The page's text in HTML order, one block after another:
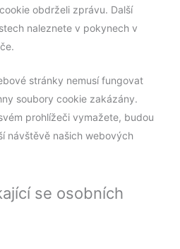
obdrželi zprávu. Další
naleznete v pokynech v
stránky nemusí fungovat
soubory cookie zakázány.
prohlížeči vymažete, budou
návštěvě našich webových
se osobních